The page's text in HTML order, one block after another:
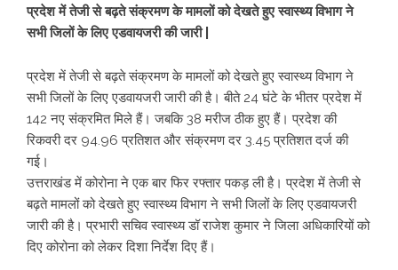
प्रदेश में तेजी से बढ़ते संक्रमण के मामलों को देखते हुए स्वास्थ्य विभाग ने
सभी जिलों के लिए एडवायजरी की जारी |
प्रदेश में तेजी से बढ़ते संक्रमण के मामलों को देखते हुए स्वास्थ्य विभाग ने
सभी जिलों के लिए एडवायजरी जारी की है। बीते 24 घंटे के भीतर प्रदेश में
142 नए संक्रमित मिले हैं। जबकि 38 मरीज ठीक हुए हैं। प्रदेश की
रिकवरी दर 94.96 प्रतिशत और संक्रमण दर 3.45 प्रतिशत दर्ज की
गई।
उत्तराखंड में कोरोना ने एक बार फिर रफ्तार पकड़ ली है। प्रदेश में तेजी से
बढ़ते मामलों को देखते हुए स्वास्थ्य विभाग ने सभी जिलों के लिए एडवायजरी
जारी की है। प्रभारी सचिव स्वास्थ्य डॉ राजेश कुमार ने जिला अधिकारियों को
दिए कोरोना को लेकर दिशा निर्देश दिए हैं।